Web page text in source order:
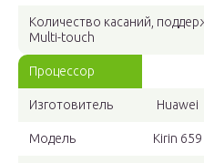
Количество касаний,
Multi-touch
Процессор
Изготовитель Huawei
Модель Kirin 659